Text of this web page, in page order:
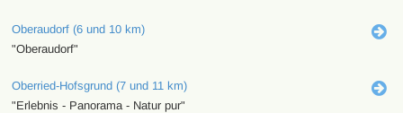
Oberaudorf (6 und 10 km)
"Oberaudorf"
Oberried-Hofsgrund (7 und 11 km)
"Erlebnis - Panorama - Natur pur"